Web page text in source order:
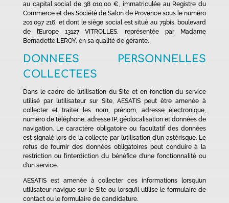
au capital social de 38 010,00 €, immatriculée au Registre du
Commerce et des Société de Salon de Provence sous le numéro
201 097 216, et dont le siège social est situé au 79bis, boulevard
de l’Europe 13127 VITROLLES, représentée par Madame
Bernadette LEROY, en sa qualité de gérante.
DONNEES PERSONNELLES
COLLECTEES
Dans le cadre de l’utilisation du Site et en fonction du service
utilisé par l’utilisateur sur Site, AESATIS peut être amenée à
collecter et traiter les nom, prénom, adresse électronique,
numéro de téléphone, adresse IP, géolocalisation et données de
navigation. Le caractère obligatoire ou facultatif des données
est signalé lors de la collecte par l’utilisation d’un astérisque. Le
refus de fournir des données obligatoires peut conduire à la
restriction ou l’interdiction du bénéfice d’une fonctionnalité ou
d’un service.
AESATIS est amenée à collecter ces informations lorsqu’un
utilisateur navigue sur le Site ou lorsqu’il utilise le formulaire de
contact ou le formulaire de candidature.